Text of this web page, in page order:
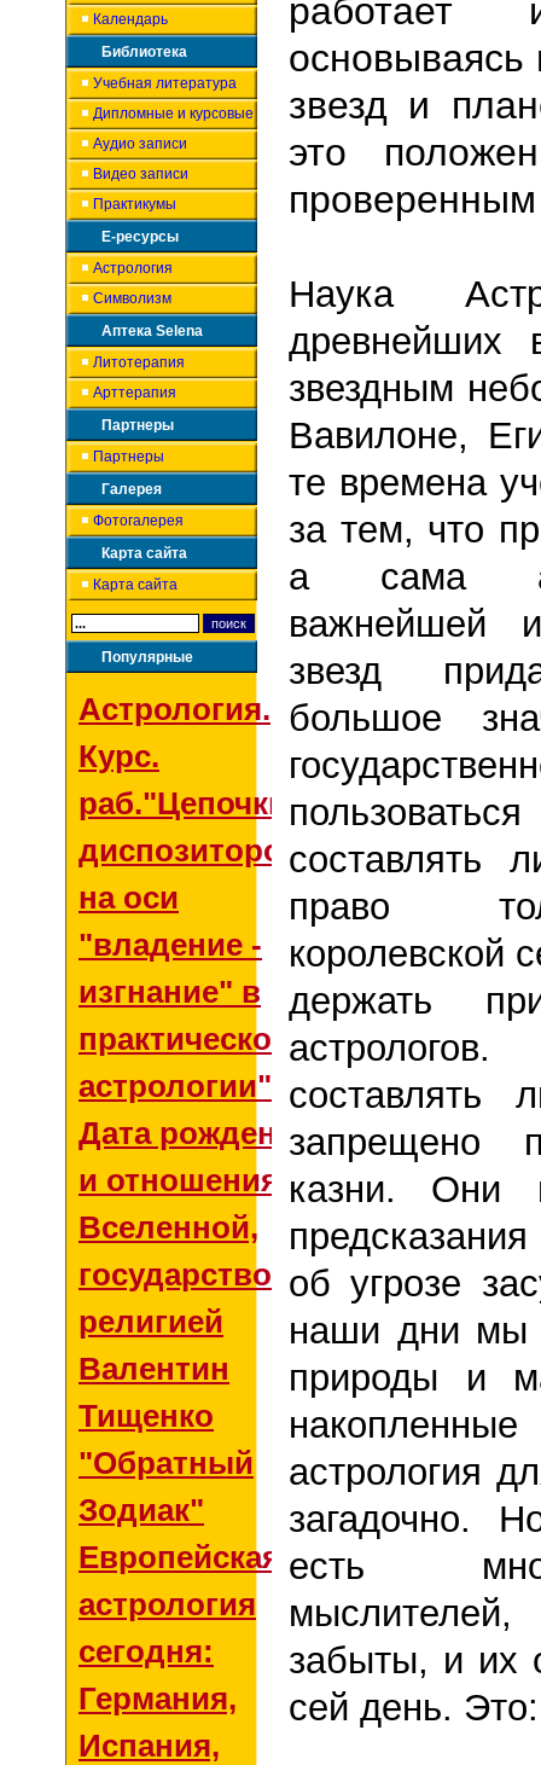
Календарь
Библиотека
Учебная литература
Дипломные и курсовые
Аудио записи
Видео записи
Практикумы
Е-ресурсы
Астрология
Символизм
Аптека Selena
Литотерапия
Арттерапия
Партнеры
Партнеры
Галерея
Фотогалерея
Карта сайта
Карта сайта
Популярные
Астрология.
Курс.
раб."Цепочки
диспозиторов
на оси
"владение -
изгнание" в
практической
астрологии"
Дата рождения
и отношения со
Вселенной,
государством и
религией
Валентин
Тищенко
"Обратный
Зодиак"
Европейская
астрология
сегодня:
Германия,
Испания,
звезд и
это
Наука
древнейших
звездным
Вавилоне,
те времена
за тем, что
а сама
важнейшей
звезд
большое
составлять
право
королевской
держать
составлять
запрещено
казни. Они
об угрозе
наши дни мы
природы и
астрология
загадочно.
есть
забыты, и их
сей день. Это: